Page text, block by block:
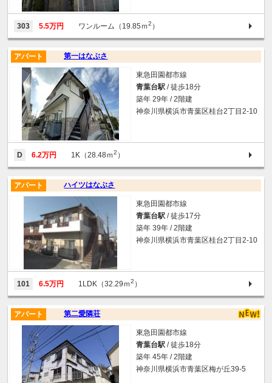
303 5.5万円 ワンルーム（19.85ｍ2 ）
第一はなぶさ
アパート
東急田園都市線
青葉台駅 / 徒歩18分
築年 29年 / 2階建
神奈川県横浜市青葉区桂台2丁目2-10
D 6.2万円 1K（28.48ｍ2 ）
ハイツはなぶさ
アパート
東急田園都市線
青葉台駅 / 徒歩17分
築年 39年 / 2階建
神奈川県横浜市青葉区桂台2丁目2-10
101 6.5万円 1LDK（32.29ｍ2 ）
第二愛隣荘
アパート
東急田園都市線
青葉台駅 / 徒歩18分
築年 45年 / 2階建
神奈川県横浜市青葉区梅が丘39-5